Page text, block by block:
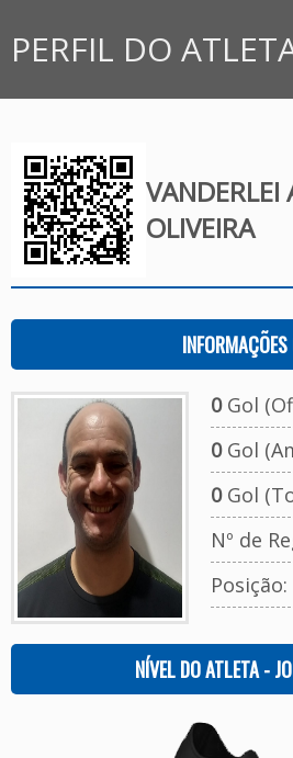
PERFIL DO
VANDERLEI
OLIVEIRA
0Gol
0Gol
0Gol
Nº de
Posição:
NÍVEL DO ATLETA -